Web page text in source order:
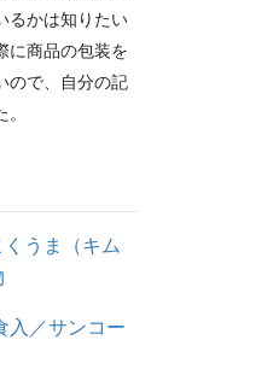
るかは知りたい
に商品の包装を
ので、自分の記
うま（キム
入／サンコー